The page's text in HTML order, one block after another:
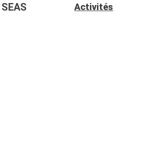
Activités